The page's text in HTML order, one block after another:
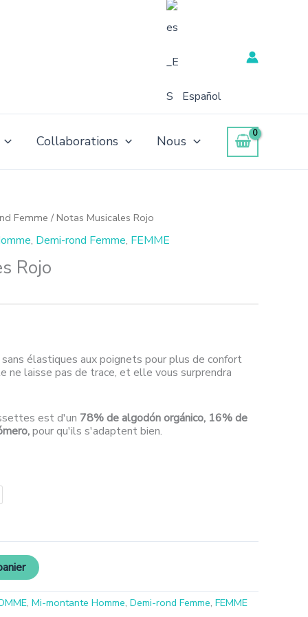
Español
Collaborations Nous
Femme / Notas Musicales Rojo
, Demi-rond Femme, FEMME
Rojo
élastiques aux poignets pour plus de confort
ne laisse pas de trace, et elle vous surprendra
est d'un 78% de algodón orgánico, 16% de
,pour qu'ils s'adaptent bien.
, Mi-montante Homme, Demi-rond Femme, FEMME